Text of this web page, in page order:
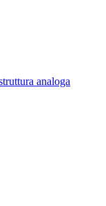
analoga